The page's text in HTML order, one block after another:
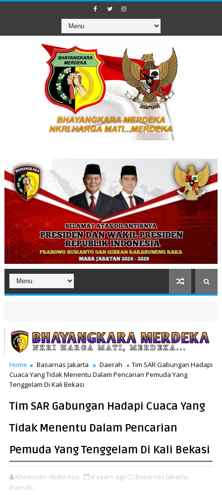
Home Basarnas Jakarta Daerah
Tim SAR Gabungan Hadapi
Cuaca Yang Tidak Menentu Dalam Pencarian Pemuda Yang
Tenggelam Di Kali Bekasi
Tim SAR Gabungan Hadapi Cuaca Yang
Tidak Menentu Dalam Pencarian
Pemuda Yang Tenggelam Di Kali Bekasi
Khoerudin Abdul Azis 6 years ago
Basarnas Jakarta,
Daerah,